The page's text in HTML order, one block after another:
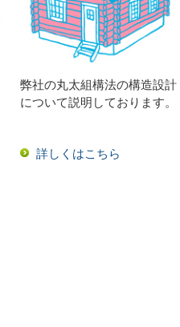
弊社の丸太組構法の構造設計
について説明しております。
詳しくはこちら